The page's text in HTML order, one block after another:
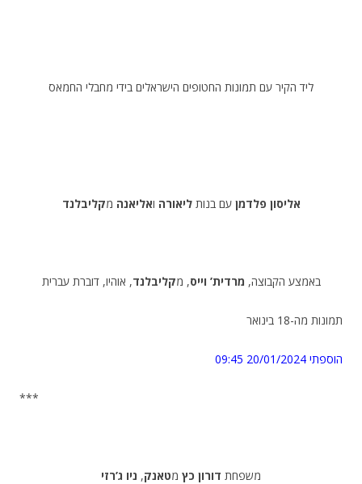
ליד הקיר עם תמונות החטופים הישראלים בידי מחבלי החמאס
אליסון פלדמן עם בנותליאורה ואליאנה מקליבלנד
באמצע הקבוצה, מרדית’ וייס, מקליבלנד, אוהיו, דוברת עברית
תמונות מה-18 בינואר
הוספתי 20/01/2024 09:45
***
משפחת דורון כץ מטאנק, ניו ג’רזי